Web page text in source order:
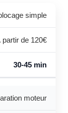
simple
partir de 120€
30-45 min
moteur